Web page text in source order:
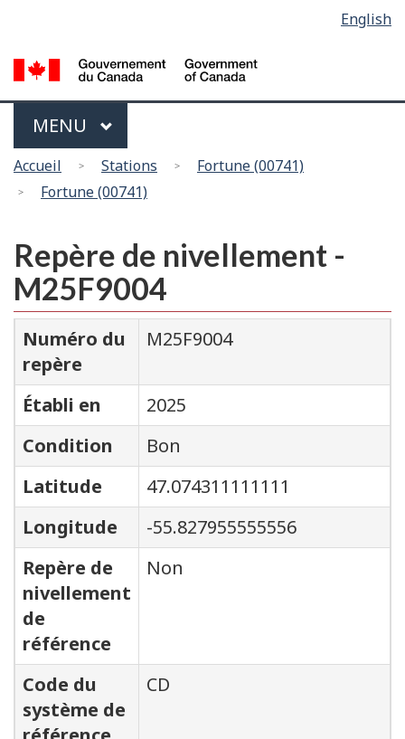
main
content
la
version
HTML
la
langue
English
Menu
MAIN
MENU
Vous
êtes
Accueil Stations
Fortune (00741)
Fortune (00741)
Repère de nivellement -
M25F9004
Numéro du
repère
M25F9004
Établi en
2025
Condition
Bon
Latitude
47.074311111111
Longitude
-55.827955555556
Repère de
nivellement
de
référence
Non
Code du
système de
CD